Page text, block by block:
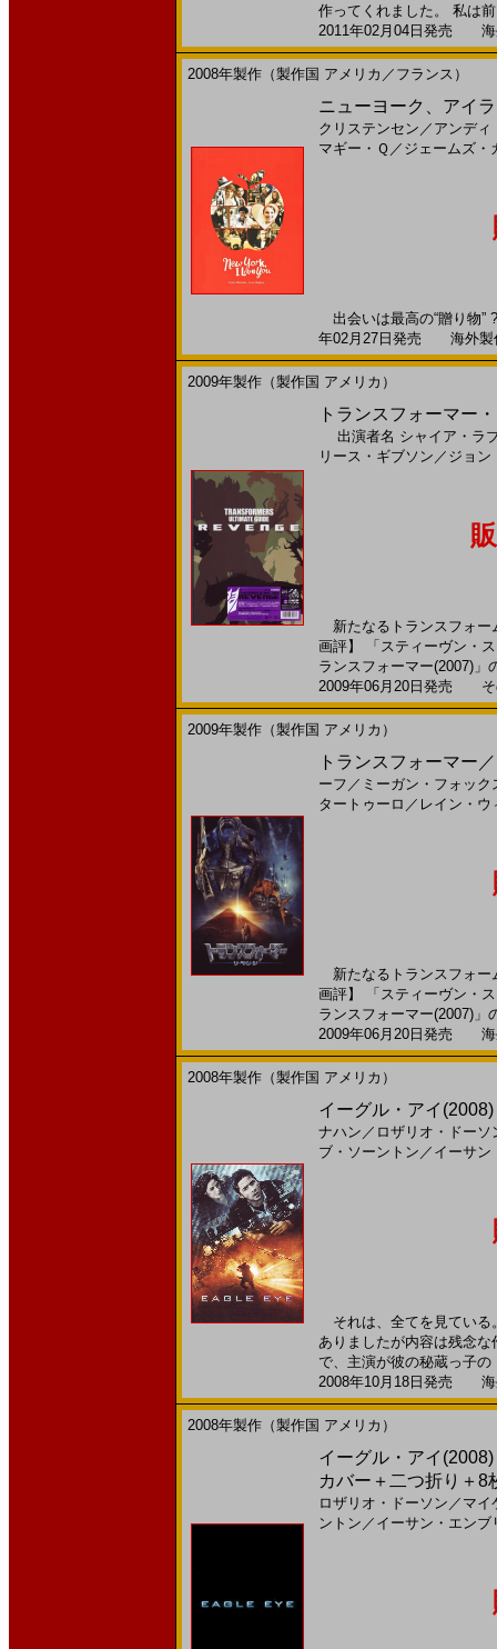
作ってくれました。 私は
2011年02月04日発売 海
2008年製作（製作国 アメリカ／フランス）
ニューヨーク、アイ
クリステンセン ／ アンディ
マギー・Ｑ ／ ジェームズ・
出会いは最高の“贈り物”
年02月27日発売 海外製
2009年製作（製作国 アメリカ）
トランスフォーマー
出演者名 シャイア・ラ
リース・ギブソン ／ ジョン
新たなるトランスフォー
画評】 「スティーヴン・
ランスフォーマー(2007)」
2009年06月20日発売 そ
2009年製作（製作国 アメリカ）
トランスフォーマー
ーフ ／ ミーガン・フォック
タートゥーロ ／ レイン・ウ
新たなるトランスフォー
画評】 「スティーヴン・
ランスフォーマー(2007)」
2009年06月20日発売 海
2008年製作（製作国 アメリカ）
イーグル・アイ
ナハン ／ ロザリオ・ドーソ
ブ・ソーントン ／ イーサン
それは、全てを見ている
ありましたが内容は残念
で、主演が彼の秘蔵っ子
2008年10月18日発売 海
2008年製作（製作国 アメリカ）
イーグル・アイ
カバー＋二つ折り＋8
ロザリオ・ドーソン ／ マイ
ントン ／ イーサン・エンブ